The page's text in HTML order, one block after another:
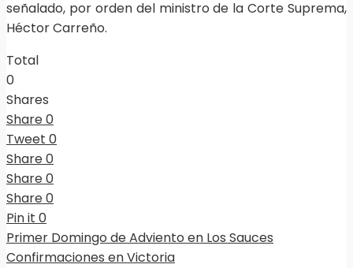
señalado, por orden del ministro de la Corte Suprema,
Héctor Carreño.
Total
0
Shares
Share0
Tweet 0
Share0
Share0
Share0
Pin it 0
Primer Domingo de Adviento en Los Sauces
Confirmaciones en Victoria